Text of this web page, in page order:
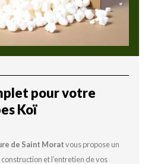
pour votre
Koï
de Saint Moratvous propose un
et l’entretien de vos